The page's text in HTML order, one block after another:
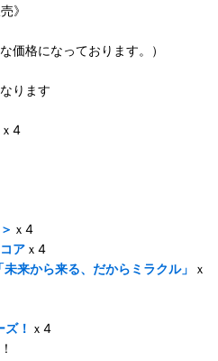
》
価格になっております。）
ります
ｘ4
ｘ4
ア ｘ4
来から来る、だからミラクル」
ｘ
！ ｘ4